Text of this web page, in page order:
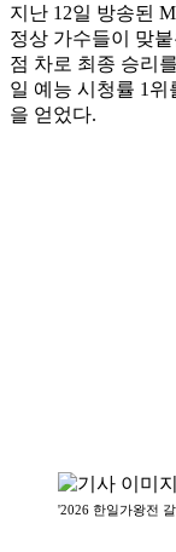
지난 12일 방송된
정상 가수들이 맞
점 차로 최종 승리
일 예능 시청률 1
을 얻었다.
'2026 한일가왕전